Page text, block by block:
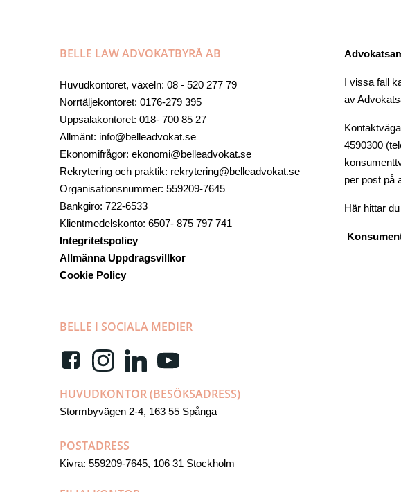
BELLE LAW ADVOKATBYRÅ AB
Huvudkontoret, växeln: 08 - 520 277 79
Norrtäljekontoret: 0176-279 395
Uppsalakontoret: 018- 700 85 27
Allmänt: info@belleadvokat.se
Ekonomifrågor: ekonomi@belleadvokat.se
Rekrytering och praktik: rekrytering@belleadvokat.se
Organisationsnummer: 559209-7645
Bankgiro: 722-6533
Klientmedelskonto: 6507- 875 797 741
Integritetspolicy
Allmänna Uppdragsvillkor
Cookie Policy
BELLE I SOCIALA MEDIER
HUVUDKONTOR (BESÖKSADRESS)
Stormbyvägen 2-4, 163 55 Spånga
POSTADRESS
Kivra: 559209-7645, 106 31 Stockholm
I vissa fall
av
4590300
per post på
Här hittar